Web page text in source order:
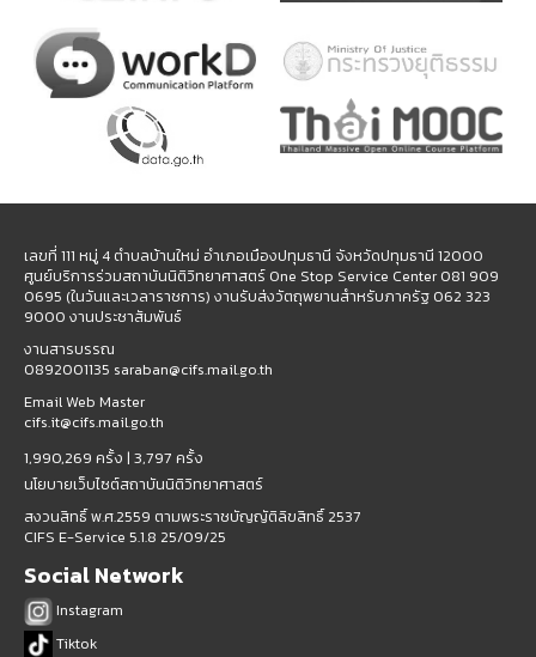
เลขที่ 111 หมู่ 4 ตำบลบ้านใหม่ อำเภอเมืองปทุมธานี จังหวัดปทุมธานี 12000
ศูนย์บริการร่วมสถาบันนิติวิทยาศาสตร์ One Stop Service Center 081 909
0695 (ในวันและเวลาราชการ) งานรับส่งวัตถุพยานสำหรับภาครัฐ 062 323
9000 งานประชาสัมพันธ์
งานสารบรรณ
0892001135 saraban@cifs.mail.go.th
Email Web Master
cifs.it@cifs.mail.go.th
1,990,269 ครั้ง | 3,797 ครั้ง
นโยบายเว็บไซต์สถาบันนิติวิทยาศาสตร์
สงวนสิทธิ์ พ.ศ.2559 ตามพระราชบัญญัติลิขสิทธิ์ 2537
CIFS E-Service 5.1.8 25/09/25
Social Network
Instagram
Tiktok